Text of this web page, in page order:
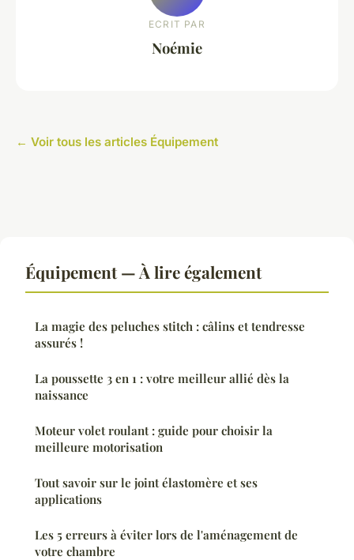
ECRIT PAR
Noémie
← Voir tous les articles Équipement
Équipement — À lire également
La magie des peluches stitch : câlins et tendresse
assurés !
La poussette 3 en 1 : votre meilleur allié dès la
naissance
Moteur volet roulant : guide pour choisir la
meilleure motorisation
Tout savoir sur le joint élastomère et ses
applications
Les 5 erreurs à éviter lors de l'aménagement de
votre chambre